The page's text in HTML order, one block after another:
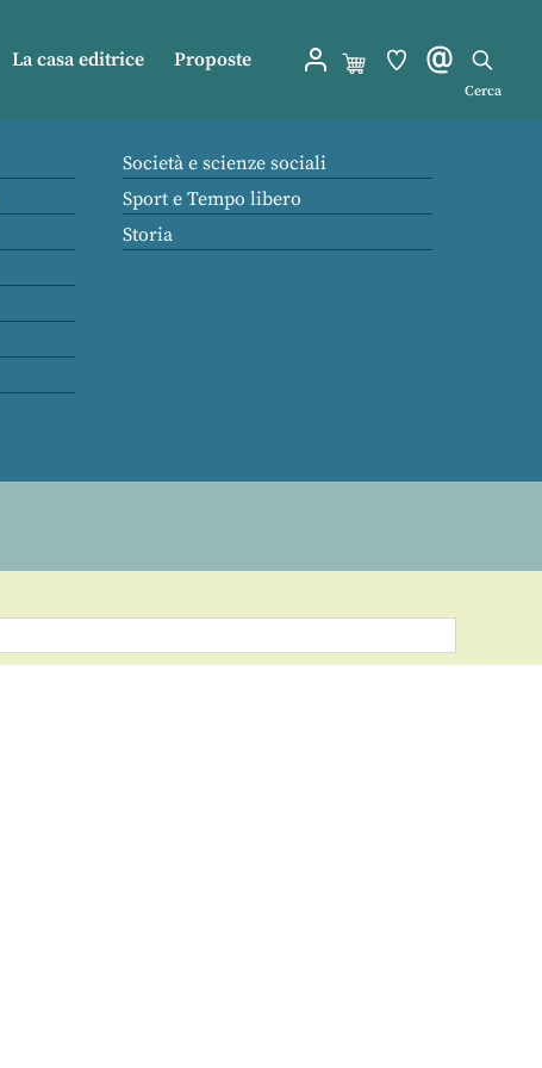
La casa editrice Proposte
Cerca
Società e scienze sociali
Sport e Tempo libero
Storia